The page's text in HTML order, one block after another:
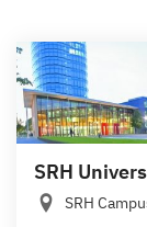
SRH
SRH